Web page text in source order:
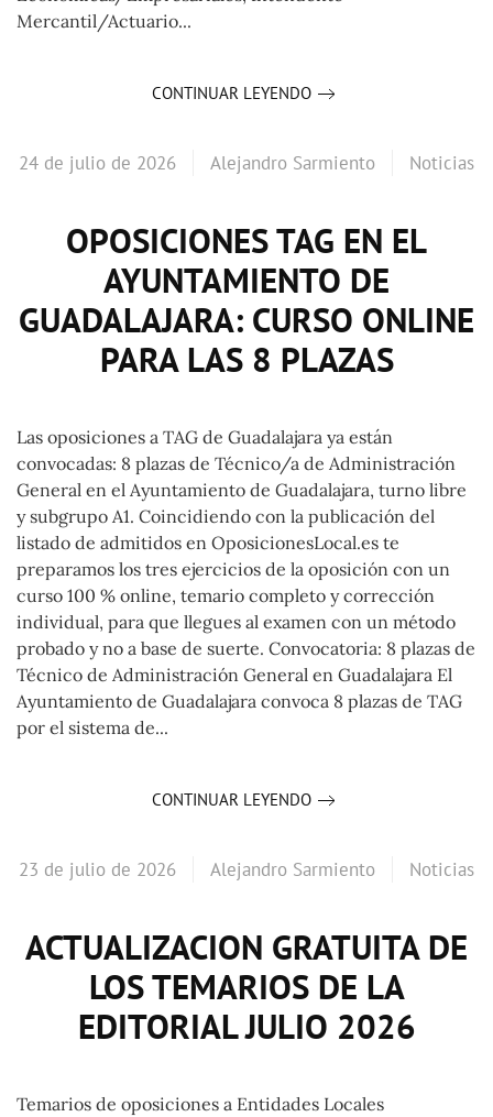
Mercantil/Actuario...
CONTINUAR LEYENDO
24 de julio de 2026 Alejandro Sarmiento Noticias
OPOSICIONES TAG EN EL
AYUNTAMIENTO DE
GUADALAJARA: CURSO ONLINE
PARA LAS 8 PLAZAS
Las oposiciones a TAG de Guadalajara ya están
convocadas: 8 plazas de Técnico/a de Administración
General en el Ayuntamiento de Guadalajara, turno libre
y subgrupo A1. Coincidiendo con la publicación del
listado de admitidos en OposicionesLocal.es te
preparamos los tres ejercicios de la oposición con un
curso 100 % online, temario completo y corrección
individual, para que llegues al examen con un método
probado y no a base de suerte. Convocatoria: 8 plazas de
Técnico de Administración General en Guadalajara El
Ayuntamiento de Guadalajara convoca 8 plazas de TAG
por el sistema de...
CONTINUAR LEYENDO
23 de julio de 2026 Alejandro Sarmiento Noticias
ACTUALIZACION GRATUITA DE
LOS TEMARIOS DE LA
EDITORIAL JULIO 2026
Temarios de oposiciones a Entidades Locales